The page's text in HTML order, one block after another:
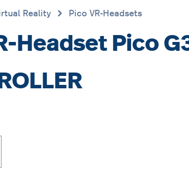
Reality Pico VR-Headsets
Headset Pico